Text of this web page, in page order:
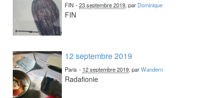
FIN -23 septembre 2019, par Dominique
FIN
12 septembre 2019
Paris - 12 septembre 2019, parWandern
Radafionie